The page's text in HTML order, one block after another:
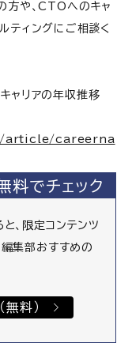
方や、CTOへのキャ
ティングにご相談く
ャリアの年収推移
article/careerna
料でチェック
限定コンテンツ
集部おすすめの
料）